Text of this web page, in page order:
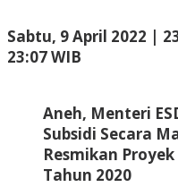
Sabtu, 9 April 2022 |
23:07 WIB
Aneh, Menteri
Subsidi Secara
Resmikan
Tahun 2020